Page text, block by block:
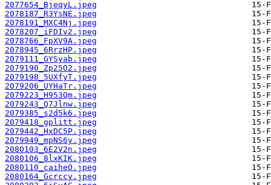
2077654_BjeqyL.jpeg
2078187_R3YsNE.jpeg
2078191_MXC4Nj.jpeg
2078207_iFDIv2.jpeg
2078766_FpXV9A.jpeg
2078945_6RrzHP.jpeg
2079111_GYSyab.jpeg
2079190_Zp25O2.jpeg
2079198_5UXfyT.jpeg
2079206_UYHaTr.jpeg
2079223_H953Qm.jpeg
2079243_Q7Jlnw.jpeg
2079385_s2d5k6.jpeg
2079418_gplitt.jpeg
2079442_HxDC5P.jpeg
2079949_mpNS6y.jpeg
2080103_6E2V2n.jpeg
2080106_8lxKIK.jpeg
2080110_caiheO.jpeg
2080164_Gcrccy.jpeg